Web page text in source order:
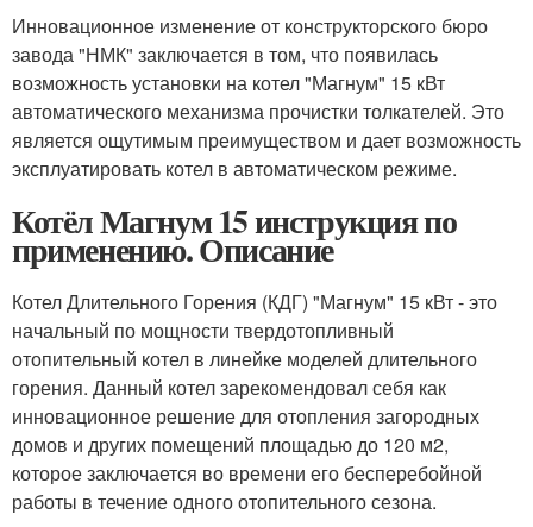
Инновационное изменение от конструкторского бюро
завода "НМК" заключается в том, что появилась
возможность установки на котел "Магнум" 15 кВт
автоматического механизма прочистки толкателей. Это
является ощутимым преимуществом и дает возможность
эксплуатировать котел в автоматическом режиме.
Котёл Магнум 15 инструкция по
применению. Описание
Котел Длительного Горения (КДГ) "Магнум" 15 кВт - это
начальный по мощности твердотопливный
отопительный котел в линейке моделей длительного
горения. Данный котел зарекомендовал себя как
инновационное решение для отопления загородных
домов и других помещений площадью до 120 м2,
которое заключается во времени его бесперебойной
работы в течение одного отопительного сезона.